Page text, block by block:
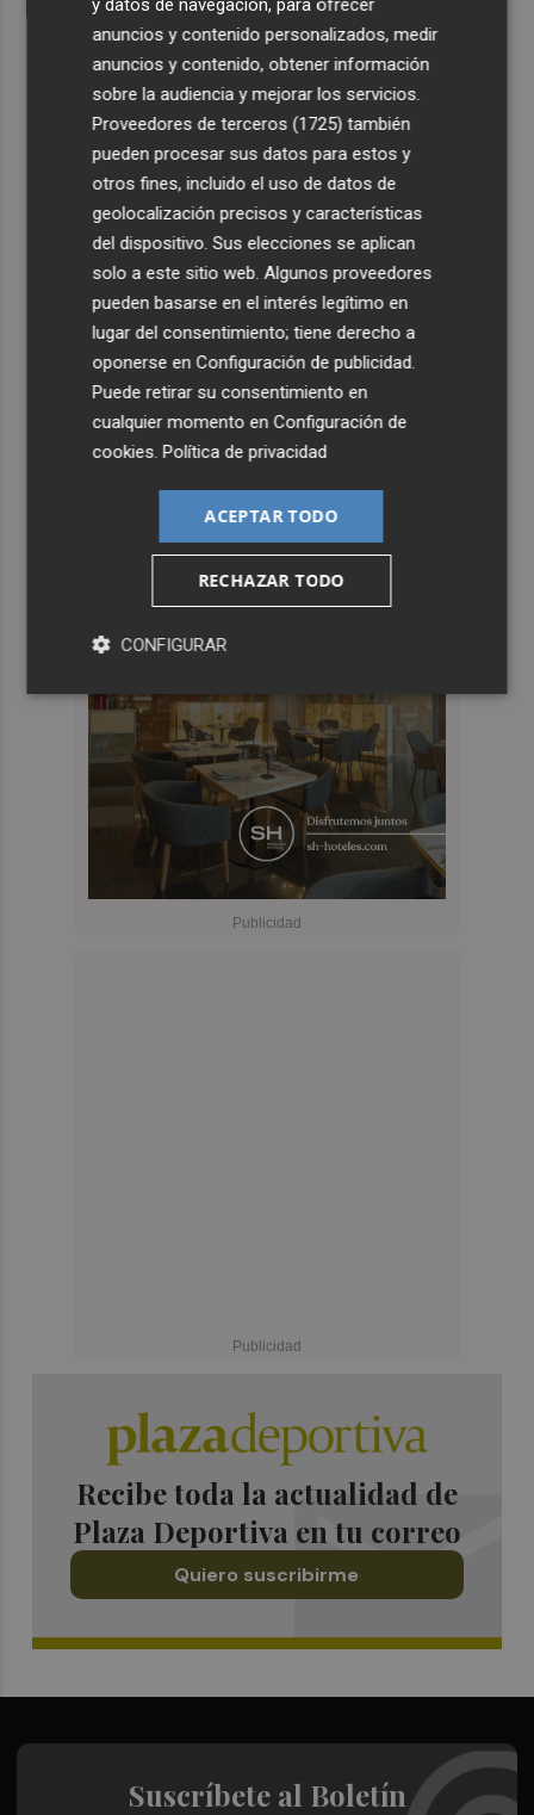
Recibe toda la actualidad de
Plaza Deportiva en tu correo
Quiero suscribirme
Suscríbete al Boletín
y datos de navegación, para ofrecer
anuncios y contenido personalizados, medir
anuncios y contenido, obtener información
sobre la audiencia y mejorar los servicios.
Proveedores de terceros (1725) también
pueden procesar sus datos para estos y
otros fines, incluido el uso de datos de
geolocalización precisos y características
del dispositivo. Sus elecciones se aplican
solo a este sitio web. Algunos proveedores
pueden basarse en el interés legítimo en
lugar del consentimiento; tiene derecho a
oponerse enConfiguración de publicidad.
Puede retirar su consentimiento en
cualquier momento enConfiguración de
cookies.Política de privacidad
ACEPTAR TODO
RECHAZAR TODO
CONFIGURAR